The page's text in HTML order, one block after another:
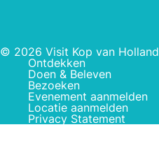
© 2026 Visit Kop van Holland
Ontdekken
Doen & Beleven
Bezoeken
Evenement aanmelden
Locatie aanmelden
Privacy Statement